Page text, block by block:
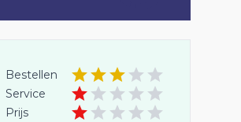
Bestellen
Service
Prijs